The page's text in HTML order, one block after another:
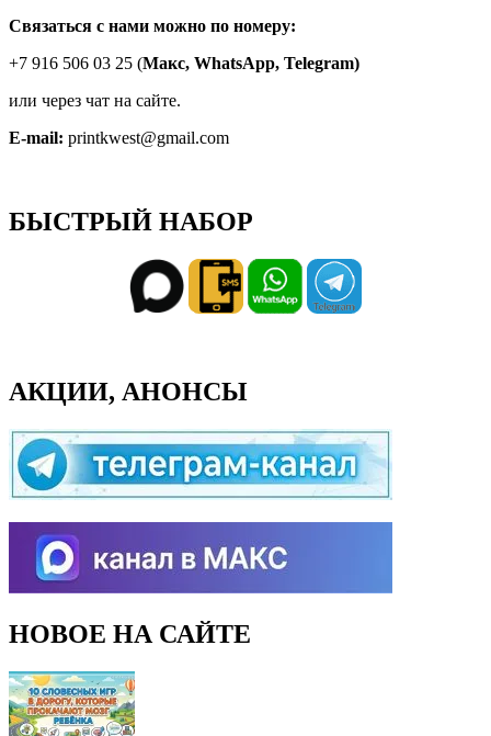
Связаться с нами можно по номеру:
+7 916 506 03 25 (Макс, WhatsApp, Telegram)
или через чат на сайте.
E-mail: printkwest@gmail.com
БЫСТРЫЙ НАБОР
АКЦИИ, АНОНСЫ
НОВОЕ НА САЙТЕ